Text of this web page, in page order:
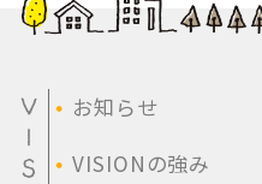
・ お知らせ
・VISIONの強み